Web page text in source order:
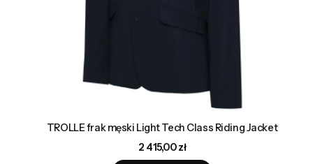
TROLLE frak męski Light Tech Class Riding Jacket
Cena
2 415,00 zł